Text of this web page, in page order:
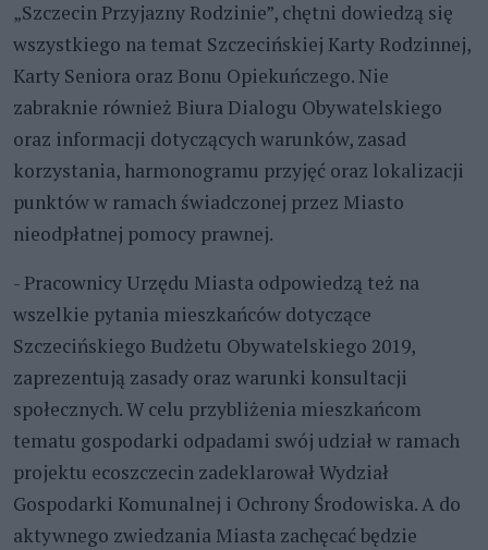
„Szczecin Przyjazny Rodzinie”, chętni dowiedzą się
wszystkiego na temat Szczecińskiej Karty Rodzinnej,
Karty Seniora oraz Bonu Opiekuńczego. Nie
zabraknie również Biura Dialogu Obywatelskiego
oraz informacji dotyczących warunków, zasad
korzystania, harmonogramu przyjęć oraz lokalizacji
punktów w ramach świadczonej przez Miasto
nieodpłatnej pomocy prawnej.
- Pracownicy Urzędu Miasta odpowiedzą też na
wszelkie pytania mieszkańców dotyczące
Szczecińskiego Budżetu Obywatelskiego 2019,
zaprezentują zasady oraz warunki konsultacji
społecznych. W celu przybliżenia mieszkańcom
tematu gospodarki odpadami swój udział w ramach
projektu ecoszczecin zadeklarował Wydział
Gospodarki Komunalnej i Ochrony Środowiska. A do
aktywnego zwiedzania Miasta zachęcać będzie